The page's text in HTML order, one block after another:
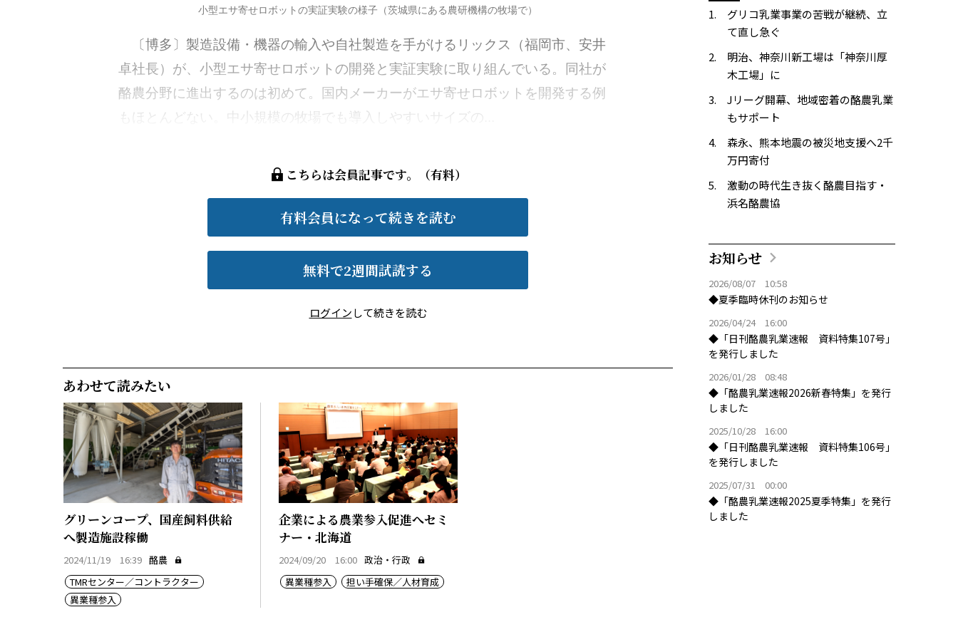
小型エサ寄せロボットの実証実験の様子（茨城県にある農研機構の牧場で）
〔博多〕製造設備・機器の輸入や自社製造を手がけるリックス（福岡市、安井
卓社長）が、小型エサ寄せロボットの開発と実証実験に取り組んでいる。同社が
酪農分野に進出するのは初めて。国内メーカーがエサ寄せロボットを開発する例
もほとんどない。中小規模の牧場でも導入しやすいサイズの...
こちらは会員記事です。（有料）
有料会員になって続きを読む
無料で2週間試読する
ログインして続きを読む
あわせて読みたい
グリーンコープ、国産飼料供給
へ製造施設稼働
2024/11/19 16:39 酪農
TMRセンター／コントラクター
異業種参入
企業による農業参入促進へセミ
ナー・北海道
2024/09/20 16:00 政治・行政
異業種参入
担い手確保／人材育成
グリコ乳業事業の苦戦が継続、立
て直し急ぐ
明治、神奈川新工場は「神奈川厚
木工場」に
Jリーグ開幕、地域密着の酪農乳業
もサポート
森永、熊本地震の被災地支援へ2千
万円寄付
激動の時代生き抜く酪農目指す・
浜名酪農協
お知らせ
2026/08/07 10:58
◆夏季臨時休刊のお知らせ
2026/04/24 16:00
◆「日刊酪農乳業速報 資料特集107号」
を発行しました
2026/01/28 08:48
◆「酪農乳業速報2026新春特集」を発行
しました
2025/10/28 16:00
◆「日刊酪農乳業速報 資料特集106号」
を発行しました
2025/07/31 00:00
◆「酪農乳業速報2025夏季特集」を発行
しました